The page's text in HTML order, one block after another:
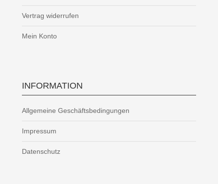
Vertrag widerrufen
Mein Konto
INFORMATION
Allgemeine Geschäftsbedingungen
Impressum
Datenschutz